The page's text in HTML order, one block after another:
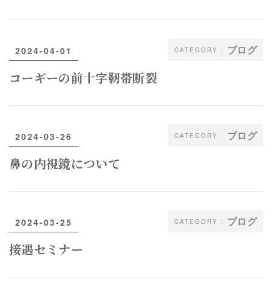
ブログ
2024-04-01
コーギーの前十字靭帯断裂
ブログ
2024-03-26
鼻の内視鏡について
ブログ
2024-03-25
接遇セミナー